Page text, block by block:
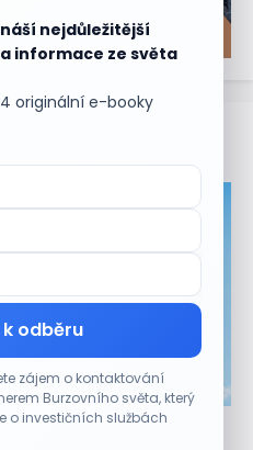
nejdůležitější
informace ze světa
originální e-booky
k odběru
zájem o kontaktování
Burzovního světa, který
o investičních službách
výprodeji